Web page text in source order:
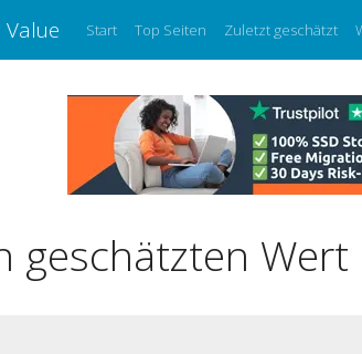
Value Start Top Seiten Zuletzt geschätzt
geschätzten